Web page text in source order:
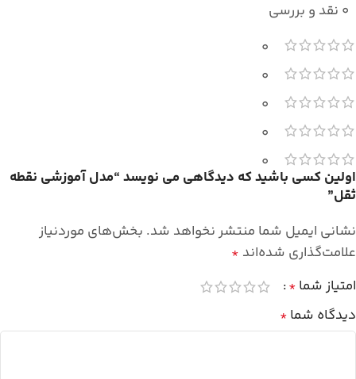
0 نقد و بررسی
0
0
0
0
0
اولین کسی باشید که دیدگاهی می نویسد “مدل آموزشی نقطه
ثقل”
نشانی ایمیل شما منتشر نخواهد شد. بخش‌های موردنیاز
علامت‌گذاری شده‌اند *
امتیاز شما *
دیدگاه شما *